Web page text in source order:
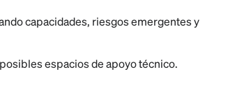
capacidades, riesgos emergentes y
espacios de apoyo técnico.